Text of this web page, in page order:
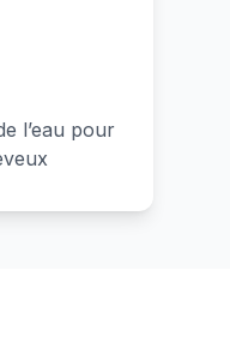
l’eau pour